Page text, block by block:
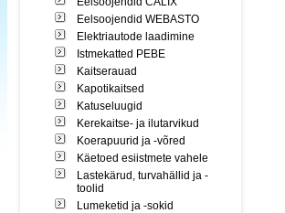
Eelsoojendid WEBASTO
Elektriautode laadimine
Istmekatted PEBE
Kaitserauad
Kapotikaitsed
Katuseluugid
Kerekaitse- ja ilutarvikud
Koerapuurid ja -võred
Käetoed esiistmete vahele
Lastekärud, turvahällid ja -
toolid
Lumeketid ja -sokid